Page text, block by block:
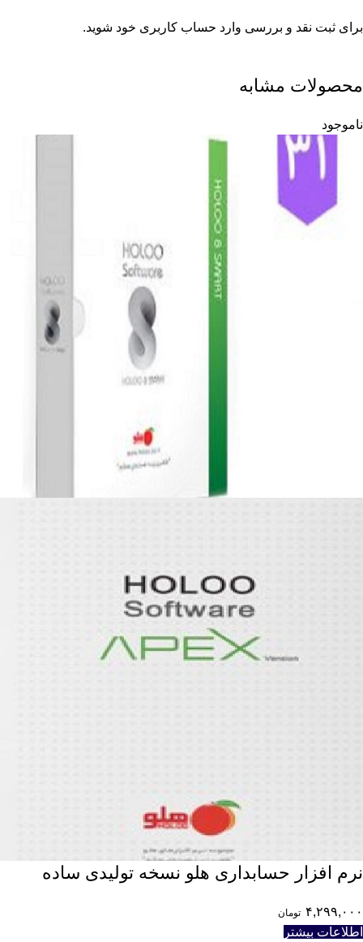
برای ثبت نقد و بررسی وارد حساب کاربری خود شوید.
محصولات مشابه
ناموجود
نرم افزار حسابداری هلو نسخه تولیدی ساده
۴,۲۹۹,۰۰۰ تومان
اطلاعات بیشتر